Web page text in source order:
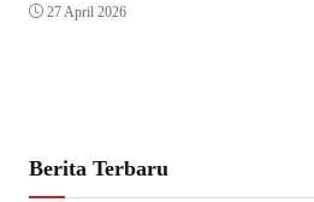
27 April 2026
Berita Terbaru